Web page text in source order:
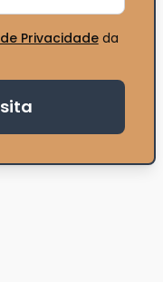
Privacidadeda